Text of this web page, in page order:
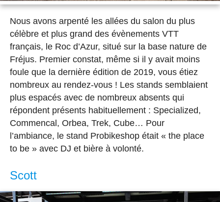
Nous avons arpenté les allées du salon du plus
célèbre et plus grand des évènements VTT
français, le Roc d’Azur, situé sur la base nature de
Fréjus. Premier constat, même si il y avait moins
foule que la dernière édition de 2019, vous étiez
nombreux au rendez-vous ! Les stands semblaient
plus espacés avec de nombreux absents qui
répondent présents habituellement : Specialized,
Commencal, Orbea, Trek, Cube… Pour
l’ambiance, le stand Probikeshop était « the place
to be » avec DJ et bière à volonté.
Scott